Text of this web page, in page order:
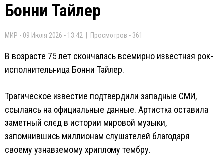
Бонни Тайлер
МИР - 09 Июля 2026 - 13:42 | Просмотров - 361
В возрасте 75 лет скончалась всемирно известная рок-
исполнительница Бонни Тайлер.
Трагическое известие подтвердили западные СМИ,
ссылаясь на официальные данные. Артистка оставила
заметный след в истории мировой музыки,
запомнившись миллионам слушателей благодаря
своему узнаваемому хриплому тембру.